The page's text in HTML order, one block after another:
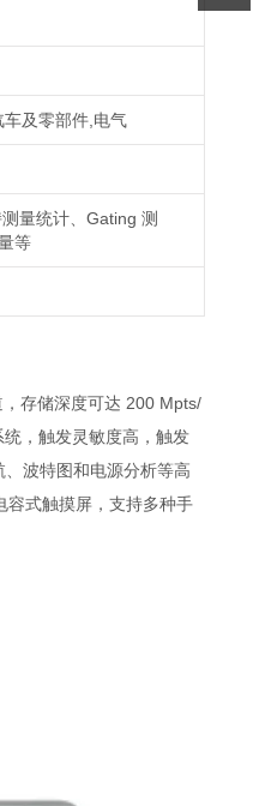
及零部件,电气
量统计、Gating 测
等
存储深度可达 200 Mpts/
，触发灵敏度高，触发
波特图和电源分析等高
容式触摸屏，支持多种手